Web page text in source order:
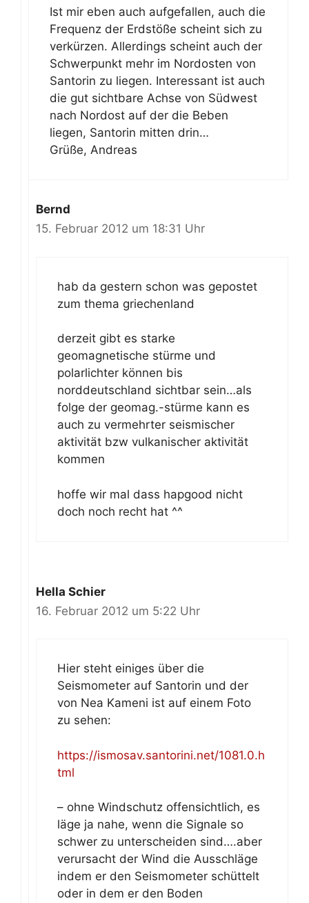
Ist mir eben auch aufgefallen, auch die
Frequenz der Erdstöße scheint sich zu
verkürzen. Allerdings scheint auch der
Schwerpunkt mehr im Nordosten von
Santorin zu liegen. Interessant ist auch
die gut sichtbare Achse von Südwest
nach Nordost auf der die Beben
liegen, Santorin mitten drin…
Grüße, Andreas
Bernd
15. Februar 2012 um 18:31 Uhr
hab da gestern schon was gepostet
zum thema griechenland
derzeit gibt es starke
geomagnetische stürme und
polarlichter können bis
norddeutschland sichtbar sein…als
folge der geomag.-stürme kann es
auch zu vermehrter seismischer
aktivität bzw vulkanischer aktivität
kommen
hoffe wir mal dass hapgood nicht
doch noch recht hat ^^
Hella Schier
16. Februar 2012 um 5:22 Uhr
Hier steht einiges über die
Seismometer auf Santorin und der
von Nea Kameni ist auf einem Foto
zu sehen:
https://ismosav.santorini.net/1081.0.h
tml
– ohne Windschutz offensichtlich, es
läge ja nahe, wenn die Signale so
schwer zu unterscheiden sind….aber
verursacht der Wind die Ausschläge
indem er den Seismometer schüttelt
oder in dem er den Boden